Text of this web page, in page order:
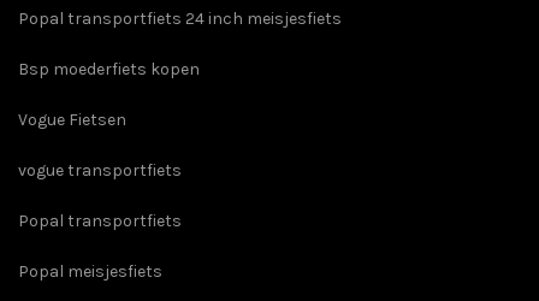
Popal transportfiets 24 inch meisjesfiets
Bsp moederfiets kopen
Vogue Fietsen
vogue transportfiets
Popal transportfiets
Popal meisjesfiets